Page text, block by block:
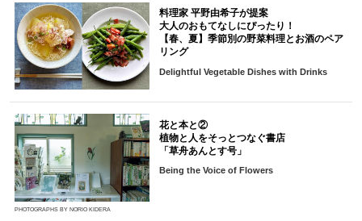
料理家 平野由希子が提案
大人のおもてなしにぴったり！
【春、夏】季節別の野菜料理とお酒のペア
リング
Delightful Vegetable Dishes with Drinks
PHOTOGRAPHS BY NORIO KIDERA
花と本と②
植物と人をそっとつなぐ書店
「草舟あんとす号」
Being the Voice of Flowers